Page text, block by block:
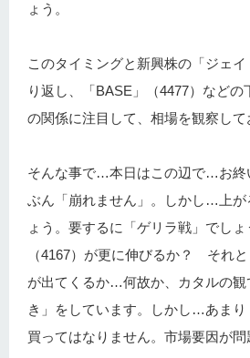
ょう。
このタイミングと新興株の「ジェ
り返し、「BASE」（4477）など
の関係に注目して、相場を観察して
そんな事で…本日はこの辺で…お終
ぶん「崩れません」。しかし…上が
ょう。要するに「ゲリラ戦」でしょ
（4167）が更に伸びるか？ それ
が出てくるか…何故か、カタルの観
き」をしています。しかし…あまり
買ってはなりません。市場要因が問